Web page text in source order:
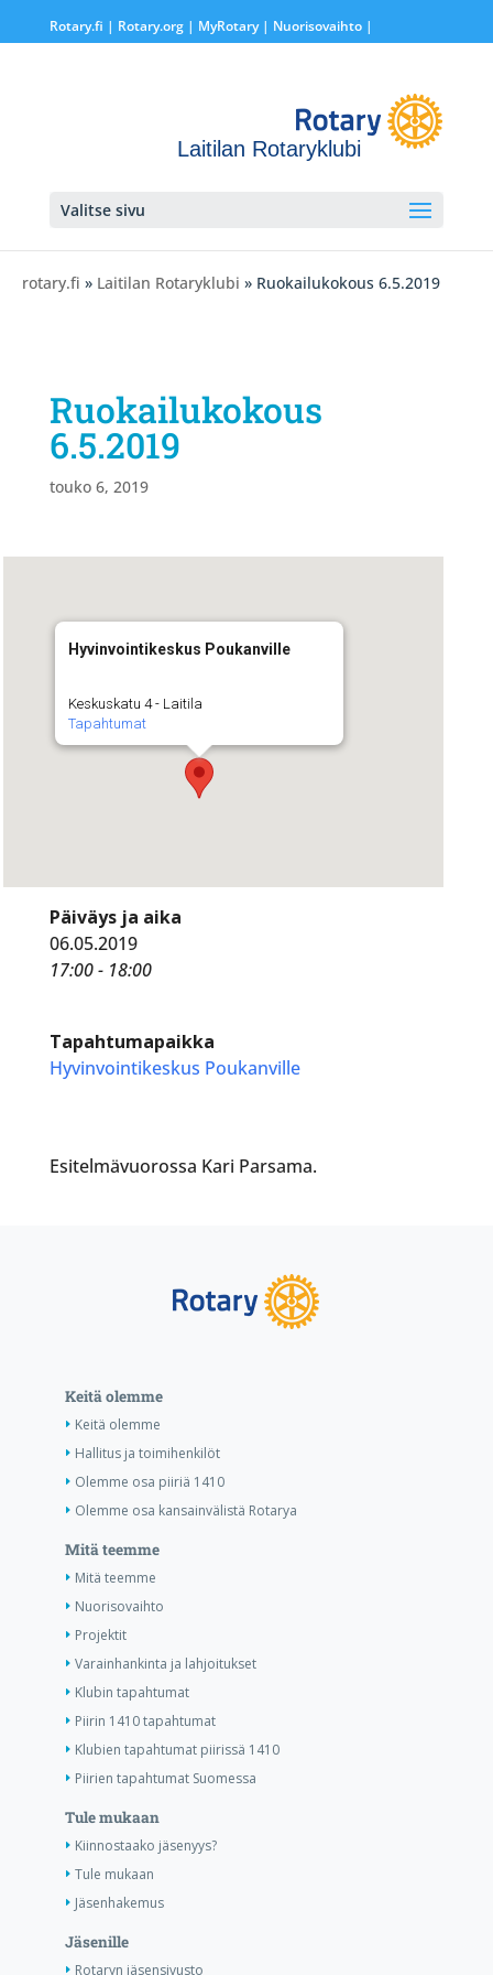
Rotary.fi | Rotary.org| MyRotary | Nuorisovaihto|
Laitilan Rotaryklubi
Valitse sivu
rotary.fi » Laitilan Rotaryklubi » Ruokailukokous 6.5.2019
Ruokailukokous
6.5.2019
touko 6, 2019
Hyvinvointikeskus Poukanville
Keskuskatu 4 - Laitila
Tapahtumat
Päiväys ja aika
06.05.2019
17:00 - 18:00
Tapahtumapaikka
Hyvinvointikeskus Poukanville
Esitelmävuorossa Kari Parsama.
Keitä olemme
Keitä olemme
Hallitus ja toimihenkilöt
Olemme osa piiriä 1410
Olemme osa kansainvälistä Rotarya
Mitä teemme
Mitä teemme
Nuorisovaihto
Projektit
Varainhankinta ja lahjoitukset
Klubin tapahtumat
Piirin 1410 tapahtumat
Klubien tapahtumat piirissä 1410
Piirien tapahtumat Suomessa
Tule mukaan
Kiinnostaako jäsenyys?
Tule mukaan
Jäsenhakemus
Jäsenille
Rotaryn jäsensivusto